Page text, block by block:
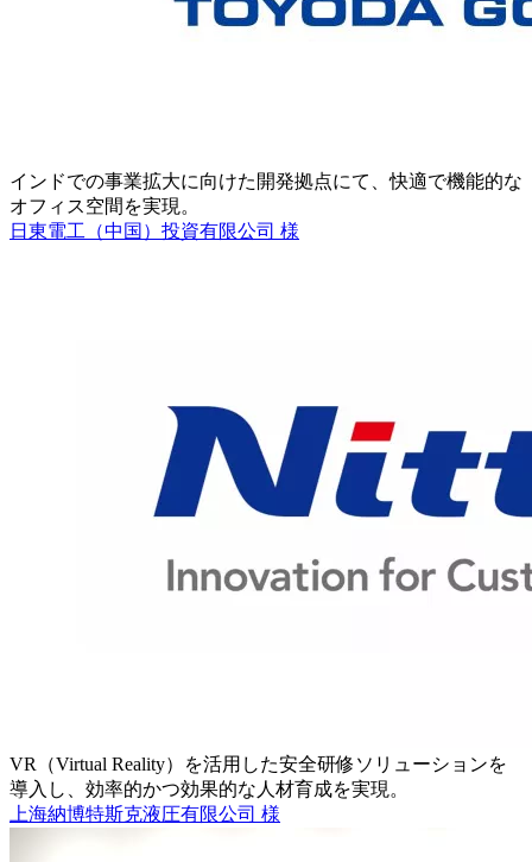
インドでの事業拡大に向けた開発拠点にて、快適で機能的な
オフィス空間を実現。
日東電工（中国）投資有限公司 様
VR（Virtual Reality）を活用した安全研修ソリューションを
導入し、効率的かつ効果的な人材育成を実現。
上海納博特斯克液圧有限公司 様